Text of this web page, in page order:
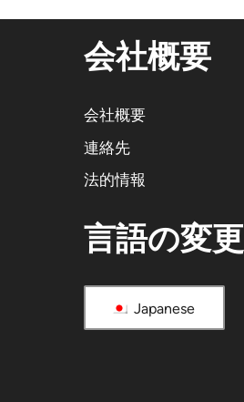
会社概要
会社概要
連絡先
法的情報
言語の変更
Japanese